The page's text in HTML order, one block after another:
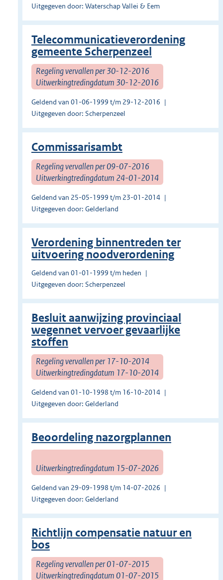
Uitgegeven door: Waterschap Vallei & Eem
Telecommunicatieverordening
gemeente Scherpenzeel
Regeling vervallen per 30-12-2016
Uitwerkingtredingdatum 30-12-2016
Geldend van 01-06-1999 t/m 29-12-2016
Uitgegeven door: Scherpenzeel
Commissarisambt
Regeling vervallen per 09-07-2016
Uitwerkingtredingdatum 24-01-2014
Geldend van 25-05-1999 t/m 23-01-2014
Uitgegeven door: Gelderland
Verordening binnentreden ter
uitvoering noodverordening
Geldend van 01-01-1999 t/m heden
Uitgegeven door: Scherpenzeel
Besluit aanwijzing provinciaal
wegennet vervoer gevaarlijke
stoffen
Regeling vervallen per 17-10-2014
Uitwerkingtredingdatum 17-10-2014
Geldend van 01-10-1998 t/m 16-10-2014
Uitgegeven door: Gelderland
Beoordeling nazorgplannen
Uitwerkingtredingdatum 15-07-2026
Geldend van 29-09-1998 t/m 14-07-2026
Uitgegeven door: Gelderland
Richtlijn compensatie natuur en
bos
Regeling vervallen per 01-07-2015
Uitwerkingtredingdatum 01-07-2015